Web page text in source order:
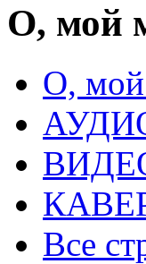
О, мой
О, мой
Все